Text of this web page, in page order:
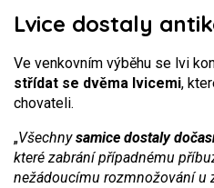
Lvice dostaly
Ve venkovním výběhu se lvi
střídat se dvěma lvicemi,
chovateli.
„Všechnysamice dostaly
které zabrání případnému
nežádoucímu rozmnožování u